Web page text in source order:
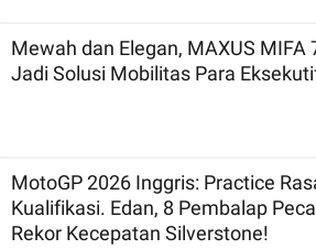
Mewah dan Elegan, MAXUS MIFA
Jadi Solusi Mobilitas Para
MotoGP 2026 Inggris: Practice
Kualifikasi. Edan, 8 Pembalap
Rekor Kecepatan Silverstone!